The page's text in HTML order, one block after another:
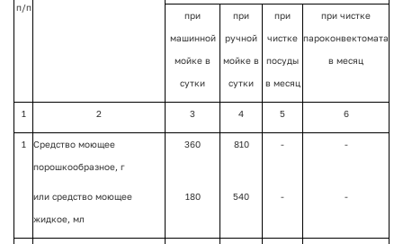
п/п
при
машинной
мойке в
сутки
при
ручной
мойке в
сутки
при
чистке
посуды
в месяц
при чистке
пароконвектомата
в месяц
1 2 3 4 5 6
1 Средство моющее
порошкообразное, г
360 810 - -
или средство моющее
жидкое, мл
180 540 - -